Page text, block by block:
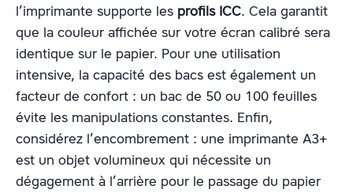
l’imprimante supporte les profils ICC. Cela garantit
que la couleur affichée sur votre écran calibré sera
identique sur le papier. Pour une utilisation
intensive, la capacité des bacs est également un
facteur de confort : un bac de 50 ou 100 feuilles
évite les manipulations constantes. Enfin,
considérez l’encombrement : une imprimante A3+
est un objet volumineux qui nécessite un
dégagement à l’arrière pour le passage du papier